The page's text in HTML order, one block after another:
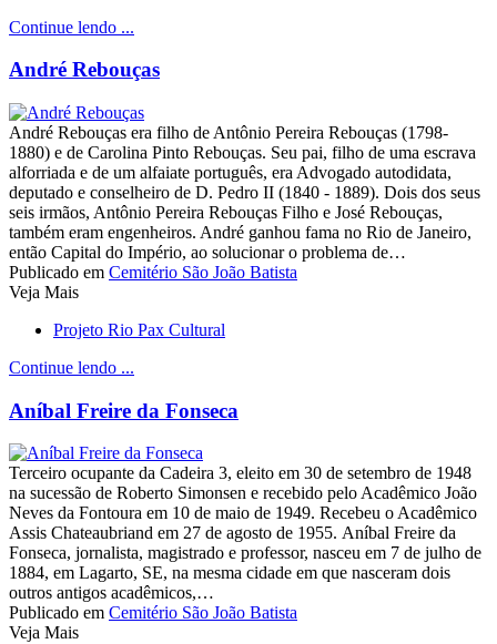
Continue lendo ...
André Rebouças
André Rebouças era filho de Antônio Pereira Rebouças (1798-
1880) e de Carolina Pinto Rebouças. Seu pai, filho de uma escrava
alforriada e de um alfaiate português, era Advogado autodidata,
deputado e conselheiro de D. Pedro II (1840 - 1889). Dois dos seus
seis irmãos, Antônio Pereira Rebouças Filho e José Rebouças,
também eram engenheiros. André ganhou fama no Rio de Janeiro,
então Capital do Império, ao solucionar o problema de…
Publicado em Cemitério São João Batista
Veja Mais
Projeto Rio Pax Cultural
Continue lendo ...
Aníbal Freire da Fonseca
Terceiro ocupante da Cadeira 3, eleito em 30 de setembro de 1948
na sucessão de Roberto Simonsen e recebido pelo Acadêmico João
Neves da Fontoura em 10 de maio de 1949. Recebeu o Acadêmico
Assis Chateaubriand em 27 de agosto de 1955. Aníbal Freire da
Fonseca, jornalista, magistrado e professor, nasceu em 7 de julho de
1884, em Lagarto, SE, na mesma cidade em que nasceram dois
outros antigos acadêmicos,…
Publicado em Cemitério São João Batista
Veja Mais